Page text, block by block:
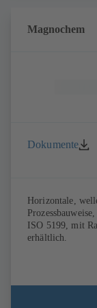
Magnochem
Dokumente
Horizontale,
ISO 5199, mit
erhältlich.